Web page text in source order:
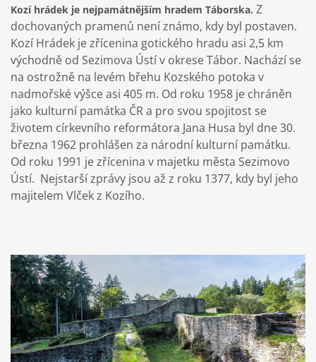
Kozí hrádek je nejpamátnějším hradem Táborska. Z
dochovaných pramenů není známo, kdy byl postaven.
Kozí Hrádek je zřícenina gotického hradu asi 2,5 km
východně od Sezimova Ústí v okrese Tábor. Nachází se
na ostrožně na levém břehu Kozského potoka v
nadmořské výšce asi 405 m. Od roku 1958 je chráněn
jako kulturní památka ČR a pro svou spojitost se
životem církevního reformátora Jana Husa byl dne 30.
března 1962 prohlášen za národní kulturní památku.
Od roku 1991 je zřícenina v majetku města Sezimovo
Ústí. Nejstarší zprávy jsou až z roku 1377, kdy byl jeho
majitelem Vlček z Kozího.